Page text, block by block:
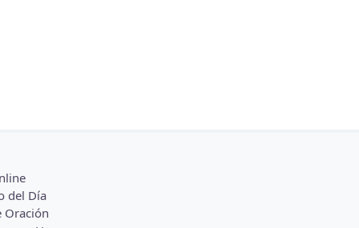
del Día
Oración